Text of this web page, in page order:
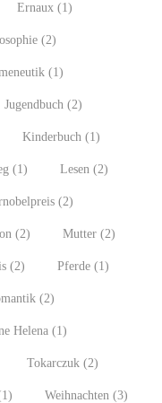
Ernaux (1)
(2)
(1)
Jugendbuch (2)
Kinderbuch (1)
(1) Lesen (2)
(2)
(2) Mutter (2)
(2) Pferde (1)
(2)
Helena (1)
Tokarczuk (2)
Weihnachten (3)